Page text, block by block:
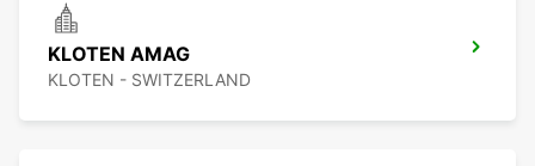
KLOTEN AMAG
KLOTEN - SWITZERLAND